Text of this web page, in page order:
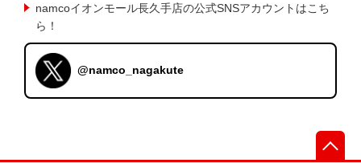
namcoイオンモール長久手店の公式SNSアカウントはこち
ら！
@namco_nagakute